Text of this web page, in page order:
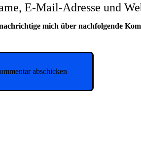
E-Mail-Adresse und
mich über nachfolgende